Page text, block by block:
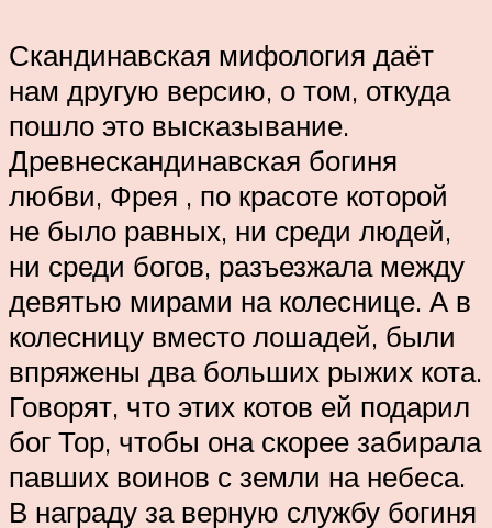
Скандинавская мифология даёт
нам другую версию, о том, откуда
пошло это высказывание.
Древнескандинавская богиня
любви, Фрея , по красоте которой
не было равных, ни среди людей,
ни среди богов, разъезжала между
девятью мирами на колеснице. А в
колесницу вместо лошадей, были
впряжены два больших рыжих кота.
Говорят, что этих котов ей подарил
бог Тор, чтобы она скорее забирала
павших воинов с земли на небеса.
В награду за верную службу богиня